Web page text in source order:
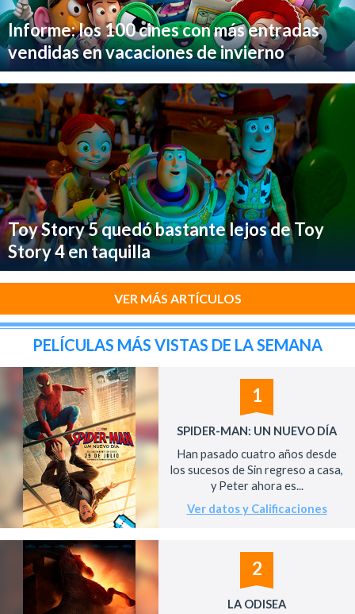
Informe: los 100 cines con más entradas
vendidas en vacaciones de invierno
Toy Story 5 quedó bastante lejos de Toy
Story 4 en taquilla
VER MÁS ARTÍCULOS
PELÍCULAS MÁS VISTAS DE LA SEMANA
1
SPIDER-MAN: UN NUEVO DÍA
Han pasado cuatro años desde
los sucesos de Sin regreso a casa,
y Peter ahora es...
Ver datos y Calificaciones
2
LA ODISEA